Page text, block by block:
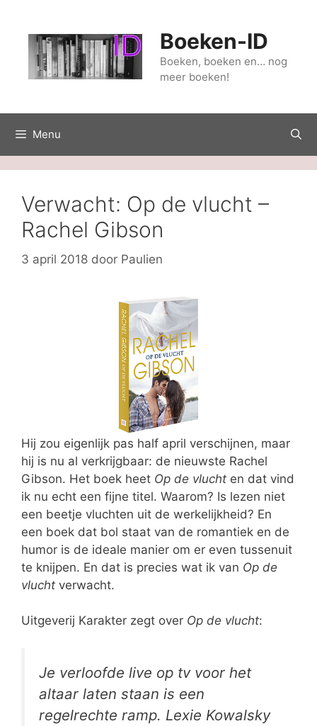
inhoud
Boeken-ID
Boeken, boeken en… nog
meer boeken!
Menu
Verwacht: Op de vlucht –
Rachel Gibson
3 april 2018 door Paulien
Hij zou eigenlijk pas half april verschijnen, maar
hij is nu al verkrijgbaar: de nieuwste Rachel
Gibson. Het boek heet Op de vlucht en dat vind
ik nu echt een fijne titel. Waarom? Is lezen niet
een beetje vluchten uit de werkelijkheid? En
een boek dat bol staat van de romantiek en de
humor is de ideale manier om er even tussenuit
te knijpen. En dat is precies wat ik van Op de
vlucht verwacht.
Uitgeverij Karakter zegt over Op de vlucht:
Je verloofde live op tv voor het
altaar laten staan is een
regelrechte ramp. Lexie Kowalsky